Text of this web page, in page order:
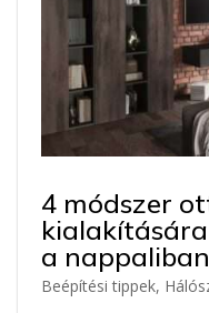
4 módszer
a nappaliban
Beépítési tippek,